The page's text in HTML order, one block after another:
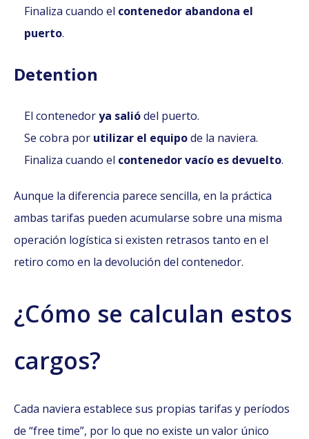
Finaliza cuando el contenedor abandona el
puerto.
Detention
El contenedorya saliódel puerto.
Se cobra por utilizar el equipode la naviera.
Finaliza cuando el contenedor vacío es devuelto.
Aunque la diferencia parece sencilla, en la práctica
ambas tarifas pueden acumularse sobre una misma
operación logística si existen retrasos tanto en el
retiro como en la devolución del contenedor.
¿Cómo se calculan estos
cargos?
Cada naviera establece sus propias tarifas y períodos
de “free time”, por lo que no existe un valor único